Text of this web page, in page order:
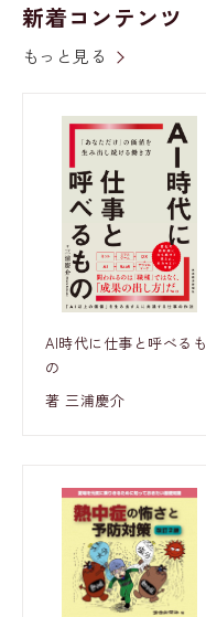
新着コンテンツ
もっと見る
AI時代に仕事と呼べるも
の
著 三浦慶介